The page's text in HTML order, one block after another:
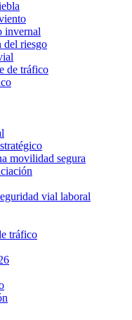
invernal
del riesgo
de tráfico
movilidad segura
vial laboral
tráfico